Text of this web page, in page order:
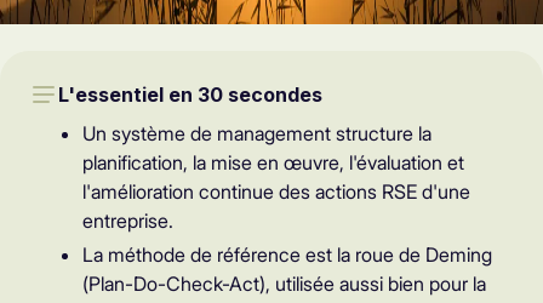
L'essentiel en 30 secondes
Un système de management structure la
planification, la mise en œuvre, l'évaluation et
l'amélioration continue des actions RSE d'une
entreprise.
La méthode de référence est la roue de Deming
(Plan-Do-Check-Act), utilisée aussi bien pour la